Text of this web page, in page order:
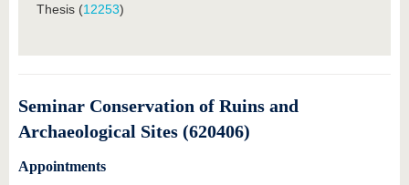
Thesis (12253)
Seminar Conservation of Ruins and
Archaeological Sites (620406)
Appointments